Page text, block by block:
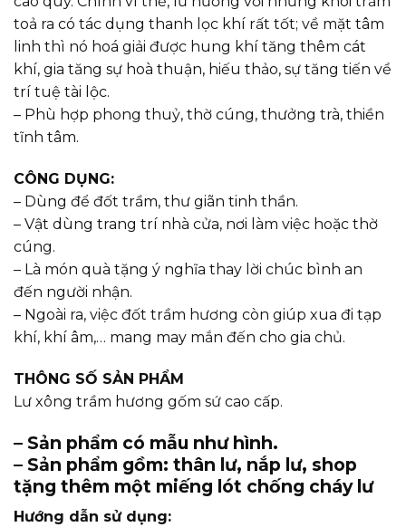
toả ra có tác dụng thanh lọc khí rất tốt; về mặt tâm
linh thì nó hoá giải được hung khí tăng thêm cát
khí, gia tăng sự hoà thuận, hiếu thảo, sự tăng tiến về
trí tuệ tài lộc.
– Phù hợp phong thuỷ, thờ cúng, thưởng trà, thiền
tĩnh tâm.
CÔNG DỤNG:
– Dùng để đốt trầm, thư giãn tinh thần.
– Vật dùng trang trí nhà cửa, nơi làm việc hoặc thờ
cúng.
– Là món quà tặng ý nghĩa thay lời chúc bình an
đến người nhận.
– Ngoài ra, việc đốt trầm hương còn giúp xua đi tạp
khí, khí âm,… mang may mắn đến cho gia chủ.
THÔNG SỐ SẢN PHẨM
Lư xông trầm hương gốm sứ cao cấp.
– Sản phẩm có mẫu như hình.
– Sản phẩm gồm: thân lư, nắp lư, shop
tặng thêm một miếng lót chống cháy lư
Hướng dẫn sử dụng: